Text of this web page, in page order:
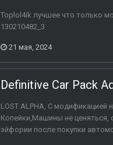
Toplol4ik лучшее что только
130210482_3
21 мая, 2024
Definitive Car Pack
LOST ALPHA, С
Копейки,Машины не
эйфории после покупки